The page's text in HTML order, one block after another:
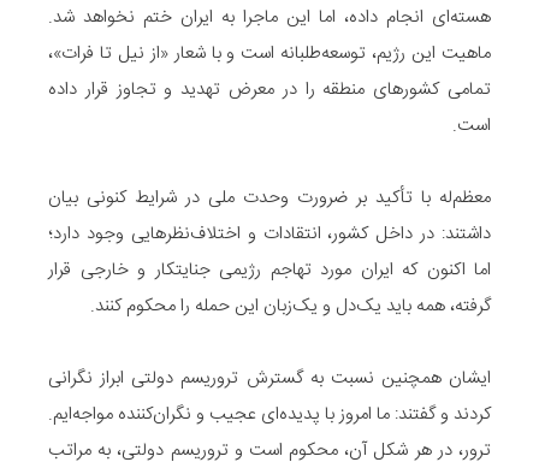
هسته‌ای انجام داده، اما این ماجرا به ایران ختم نخواهد شد.
ماهیت این رژیم، توسعه‌طلبانه است و با شعار «از نیل تا فرات»،
تمامی کشورهای منطقه را در معرض تهدید و تجاوز قرار داده
است.
معظم‌له با تأکید بر ضرورت وحدت ملی در شرایط کنونی بیان
داشتند: در داخل کشور، انتقادات و اختلاف‌نظرهایی وجود دارد؛
اما اکنون که ایران مورد تهاجم رژیمی جنایتکار و خارجی قرار
گرفته، همه باید یک‌دل و یک‌زبان این حمله را محکوم کنند.
ایشان همچنین نسبت به گسترش تروریسم دولتی ابراز نگرانی
کردند و گفتند: ما امروز با پدیده‌ای عجیب و نگران‌کننده مواجه‌ایم.
ترور، در هر شکل آن، محکوم است و تروریسم دولتی، به مراتب